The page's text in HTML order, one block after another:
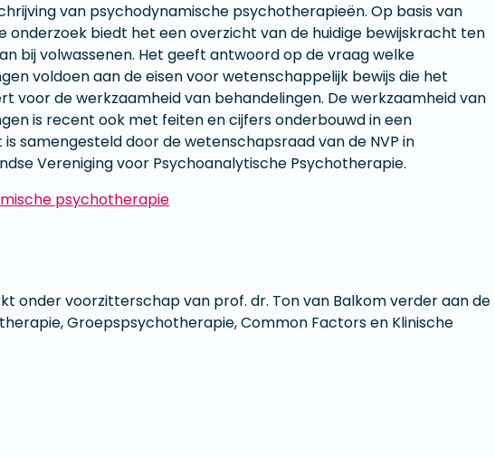
van psychodynamische psychotherapieën. Op basis van
onderzoek biedt het een overzicht van de huidige bewijskracht ten
bij volwassenen. Het geeft antwoord op de vraag welke
voldoen aan de eisen voor wetenschappelijk bewijs die het
voor de werkzaamheid van behandelingen. De werkzaamheid van
is recent ook met feiten en cijfers onderbouwd in een
samengesteld door de wetenschapsraad van de NVP in
Vereniging voor Psychoanalytische Psychotherapie.
psychotherapie
onder voorzitterschap van prof. dr. Ton van Balkom verder aan de
Groepspsychotherapie, Common Factors en Klinische